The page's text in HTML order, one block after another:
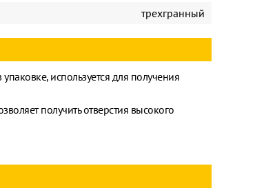
трехгранный
используется для получения
получить отверстия высокого